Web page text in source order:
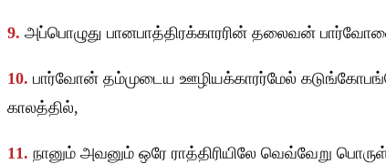
9. அப்பொழுது பானபாத்திரக்காரரின் தலைவன்
10. பார்வோன் தம்முடைய ஊழியக்காரர்மேல்
காலத்தில்,
11. நானும் அவனும் ஒரே ராத்திரியிலே வெவ்வேறு